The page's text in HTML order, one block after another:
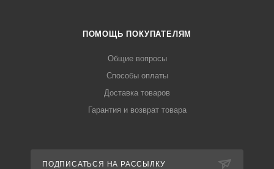
ПОМОЩЬ ПОКУПАТЕЛЯМ
Общие вопросы
Способы оплаты
Доставка товаров
Гарантия и возврат товара
ПОДПИСАТЬСЯ НА РАССЫЛКУ